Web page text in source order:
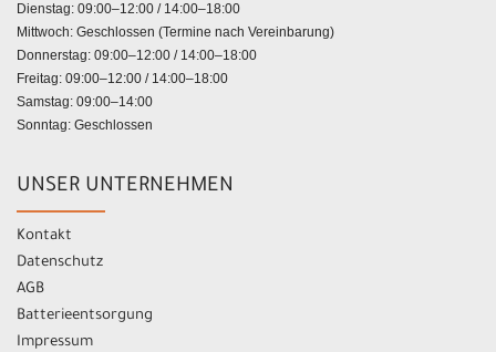
Dienstag: 09:00–12:00 / 14:00–18:00
Mittwoch: Geschlossen (Termine nach Vereinbarung)
Donnerstag: 09:00–12:00 / 14:00–18:00
Freitag: 09:00–12:00 / 14:00–18:00
Samstag: 09:00–14:00
Sonntag: Geschlossen
UNSER UNTERNEHMEN
Kontakt
Datenschutz
AGB
Batterieentsorgung
Impressum